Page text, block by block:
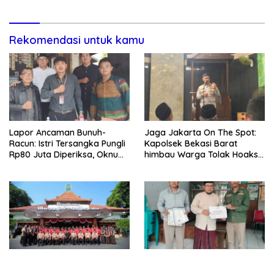
Rekomendasi untuk kamu
Lapor Ancaman Bunuh-
Racun: Istri Tersangka Pungli
Rp80 Juta Diperiksa, Oknum
Jaga Jakarta On The Spot:
Kapolsek Bekasi Barat
himbau Warga Tolak Hoaks